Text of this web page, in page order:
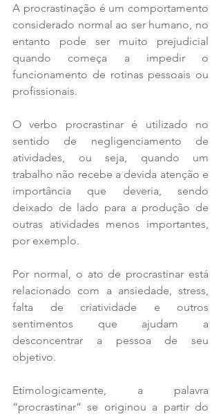
A procrastinação é um comportamento
considerado normal ao ser humano, no
entanto pode ser muito prejudicial
quando começa a impedir o
funcionamento de rotinas pessoais ou
profissionais.
O verbo procrastinar é utilizado no
sentido de negligenciamento de
atividades, ou seja, quando um
trabalho não recebe a devida atenção e
importância que deveria, sendo
deixado de lado para a produção de
outras atividades menos importantes,
por exemplo.
Por normal, o ato de procrastinar está
relacionado com a ansiedade, stress,
falta de criatividade e outros
sentimentos que ajudam a
desconcentrar a pessoa de seu
objetivo.
Etimologicamente, a palavra
“procrastinar” se originou a partir do